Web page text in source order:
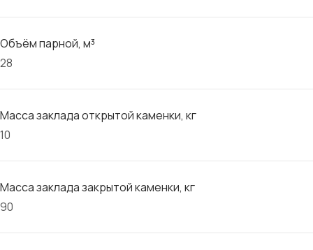
Объём парной, м³
28
Масса заклада открытой каменки, кг
10
Масса заклада закрытой каменки, кг
90